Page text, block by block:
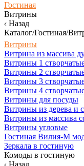
Гостиная
Витрины
Назад
Каталог/Гостиная/
Витрины
Витрина из массива
Витрины 1
Витрины 2
Витрины 3
Витрины 4
Витрины для посуды
Витрины из дерева и
Витрины из массива
Витрины угловые
Гостиная Вилия-М
Зеркала в гостиную
Комоды в гостиную
Назад